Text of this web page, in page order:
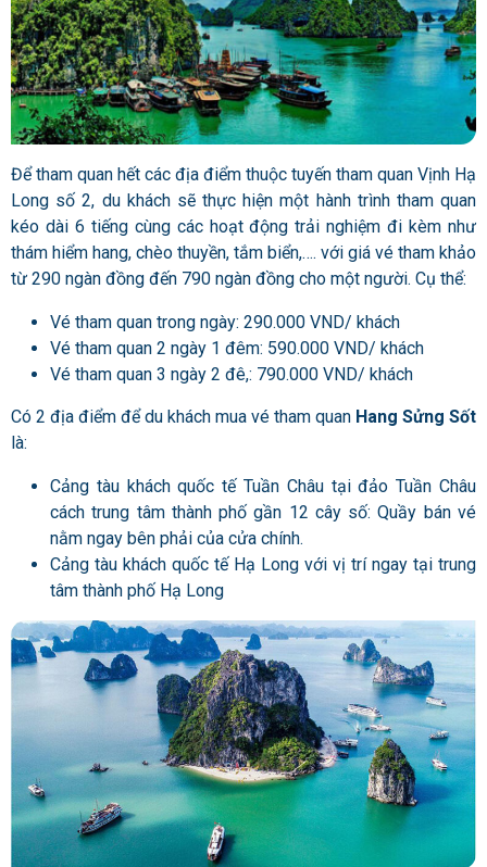
Để tham quan hết các địa điểm thuộc tuyến tham quan Vịnh Hạ
Long số 2, du khách sẽ thực hiện một hành trình tham quan
kéo dài 6 tiếng cùng các hoạt động trải nghiệm đi kèm như
thám hiểm hang, chèo thuyền, tắm biển,…. với giá vé tham khảo
từ 290 ngàn đồng đến 790 ngàn đồng cho một người. Cụ thể:
Vé tham quan trong ngày: 290.000 VND/ khách
Vé tham quan 2 ngày 1 đêm: 590.000 VND/ khách
Vé tham quan 3 ngày 2 đê,: 790.000 VND/ khách
Có 2 địa điểm để du khách mua vé tham quan Hang Sửng Sốt
là:
Cảng tàu khách quốc tế Tuần Châu tại đảo Tuần Châu
cách trung tâm thành phố gần 12 cây số: Quầy bán vé
nằm ngay bên phải của cửa chính.
Cảng tàu khách quốc tế Hạ Long với vị trí ngay tại trung
tâm thành phố Hạ Long